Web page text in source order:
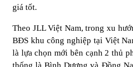
giá tốt.
Theo JLL Việt Nam, trong xu
BĐS khu công nghiệp tại Việt
là lựa chọn mới bên cạnh 2 thủ